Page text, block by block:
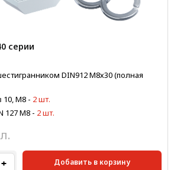
серии
DIN912 М8х30 (полная
10, М8- 2 шт.
127 М8- 2 шт.
Добавить в корзину